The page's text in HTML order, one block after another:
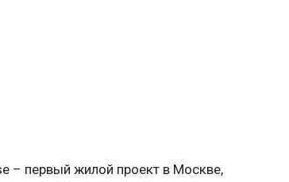
– первый жилой проект в Москве,